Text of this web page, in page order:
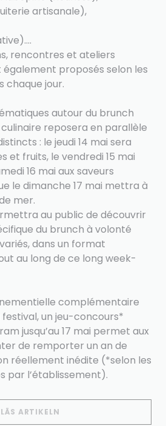
artisanale),
rencontres et ateliers
proposés selon les
chaque jour.
autour du brunch
reposera en parallèle
: le jeudi 14 mai sera
et fruits, le vendredi 15 mai
16 mai aux saveurs
le dimanche 17 mai mettra à
mer.
au public de découvrir
du brunch à volonté
dans un format
au long de ce long week-
complémentaire
un jeu-concours*
jusqu’au 17 mai permet aux
de remporter un an de
réellement inédite (*selon les
par l’établissement).
LÄS ARTIKELN